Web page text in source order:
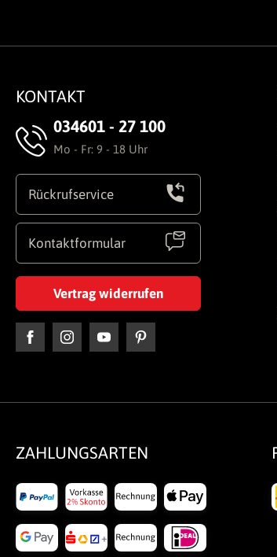
KONTAKT
034601 - 27 100
Mo - Fr: 9 - 18 Uhr
Rückrufservice
Kontaktformular
Vertrag widerrufen
ZAHLUNGSARTEN